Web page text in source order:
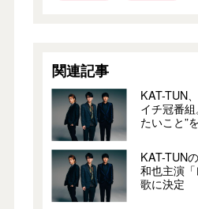
関連記事
KAT-TUN
イチ冠番
たいこと”
KAT-TUN
和也主演
歌に決定